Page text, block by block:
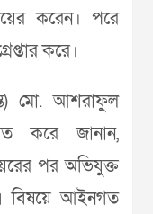
করেন। পরে
করে।
মো. আশরাফুল
করে জানান,
পর অভিযুক্ত
বিষয়ে আইনগত